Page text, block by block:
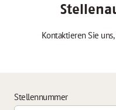
Kontaktieren Sie
Stellennummer